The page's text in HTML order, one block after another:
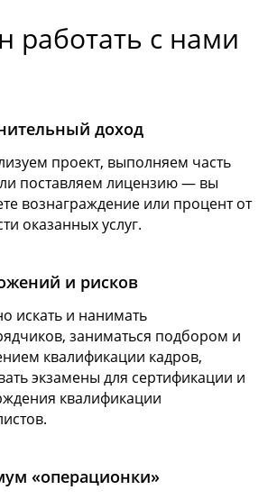
работать с нами
доход
проект, выполняем часть
поставляем лицензию — вы
вознаграждение или процент от
оказанных услуг.
и рисков
искать и нанимать
заниматься подбором и
квалификации кадров,
экзамены для сертификации и
квалификации
«операционки»